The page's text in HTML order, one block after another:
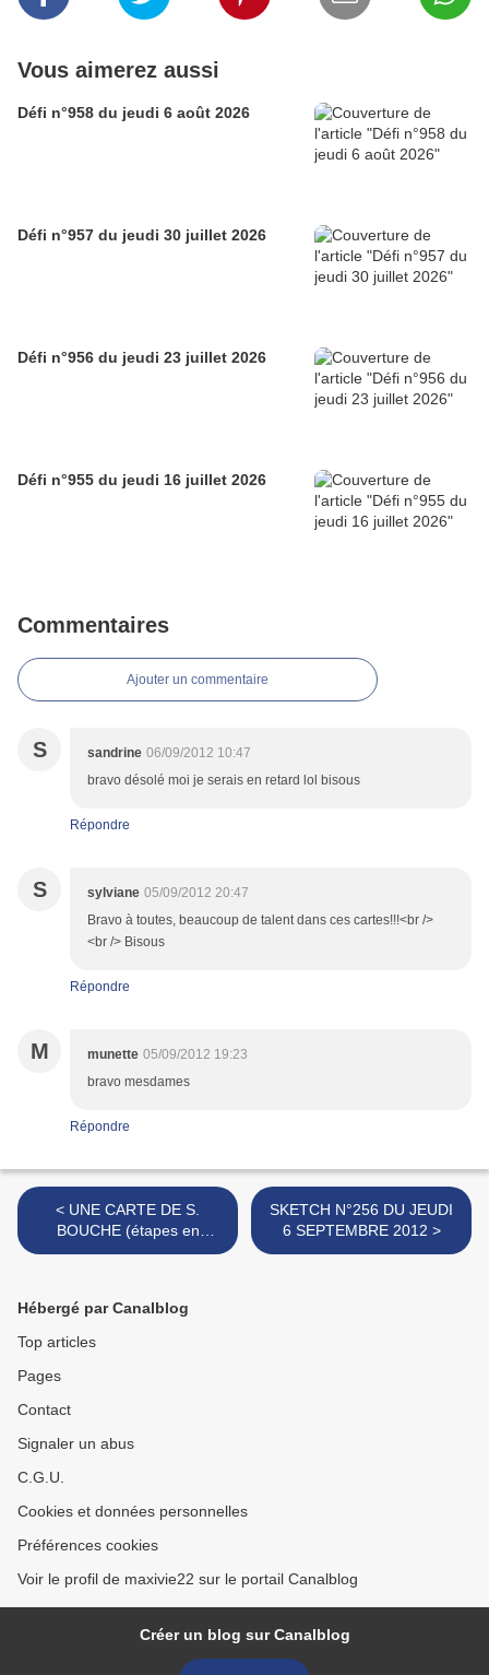
Vous aimerez aussi
Défi n°958 du jeudi 6 août 2026
Défi n°957 du jeudi 30 juillet 2026
Défi n°956 du jeudi 23 juillet 2026
Défi n°955 du jeudi 16 juillet 2026
Commentaires
Ajouter un commentaire
S sandrine 06/09/2012 10:47
bravo désolé moi je serais en retard lol bisous
Répondre
S sylviane 05/09/2012 20:47
Bravo à toutes, beaucoup de talent dans ces cartes!!!<br />
<br /> Bisous
Répondre
M munette 05/09/2012 19:23
bravo mesdames
Répondre
< UNE CARTE DE S.
BOUCHE (étapes en
photos)
SKETCH N°256 DU JEUDI
6 SEPTEMBRE 2012 >
Hébergé par Canalblog
Top articles
Pages
Contact
Signaler un abus
C.G.U.
Cookies et données personnelles
Préférences cookies
Voir le profil de maxivie22 sur le portail Canalblog
Créer un blog sur Canalblog